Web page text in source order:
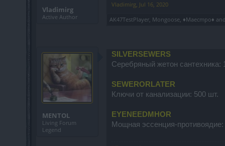
Vladimirg
Active Author
Vladimirg, Jul 16, 2020
AK47TestPlayer, Mongoose, ♦Maecmpo♦ and
MENTOL
Living Forum
Legend
SILVERSEWERS
Серебряный жетон сантехника:
SEWERORLATER
Ключи от канализации: 500 шт.
EYENEEDMHOR
Мощная эссенция-противоядие: